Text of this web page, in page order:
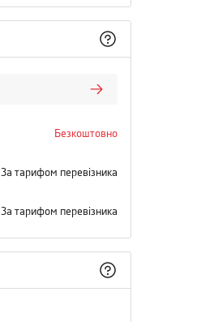
Безкоштовно
За тарифом перевізника
За тарифом перевізника